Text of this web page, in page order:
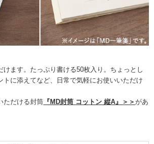
けます。たっぷり書ける50枚入り。ちょっとし
トに添えてなど、日常で気軽にお使いいただけ
ただける封筒 『MD封筒 コットン 縦A』＞＞ があ